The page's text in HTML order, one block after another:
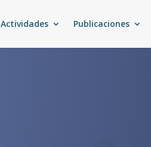
Actividades Publicaciones